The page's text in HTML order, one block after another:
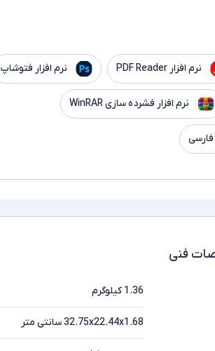
نرم افزار PDF Reader نرم افزار فتوشاپ
نرم افزار فشرده سازی WinRAR
فنی
1.36 کیلوگرم
32.75x22.44x1.68 سانتی متر